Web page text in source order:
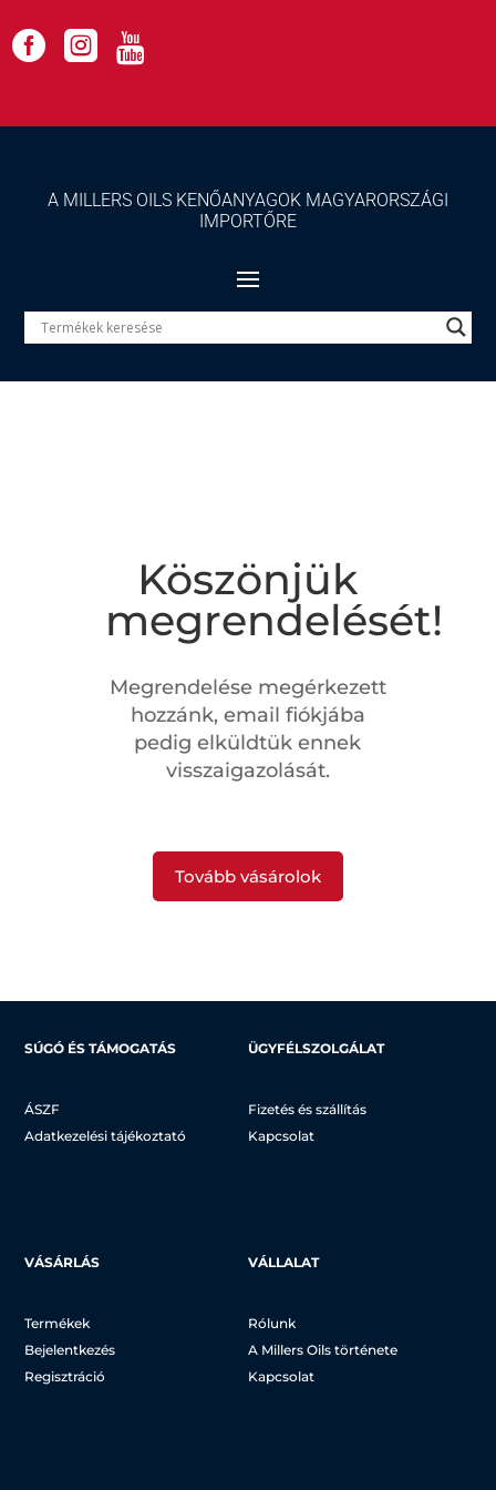
  
A MILLERS OILS KENŐANYAGOK MAGYARORSZÁGI
IMPORTŐRE
Köszönjük
megrendelését!
Megrendelése megérkezett
hozzánk, email fiókjába
pedig elküldtük ennek
visszaigazolását.
Tovább vásárolok
SÚGÓ ÉS TÁMOGATÁS
ÁSZF
Adatkezelési tájékoztató
ÜGYFÉLSZOLGÁLAT
Fizetés és szállítás
Kapcsolat
VÁSÁRLÁS
Termékek
Bejelentkezés
Regisztráció
VÁLLALAT
Rólunk
A Millers Oils története
Kapcsolat